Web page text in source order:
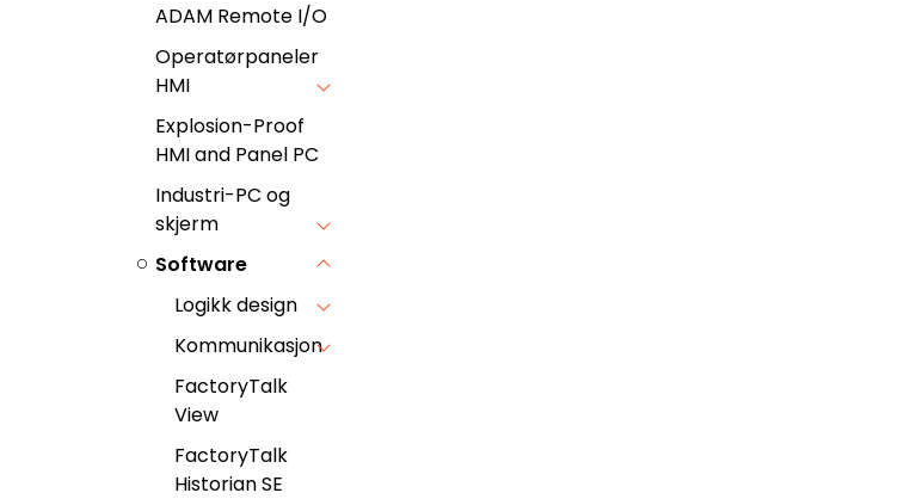
ADAM Remote I/O
Operatørpaneler
HMI
Explosion-Proof
HMI and Panel PC
Industri-PC og
skjerm
Software
Logikk design
Kommunikasjon
FactoryTalk
View
FactoryTalk
Historian SE